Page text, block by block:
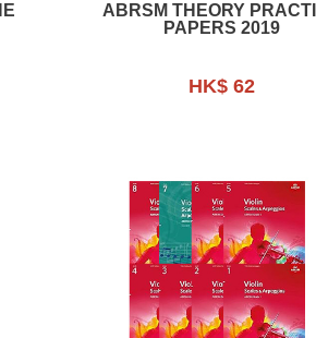
ABRSM THEORY
PAPERS 2019
HK$ 62